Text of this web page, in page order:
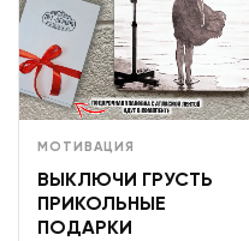
МОТИВАЦИЯ
ВЫКЛЮЧИ ГРУСТЬ
ПРИКОЛЬНЫЕ
ПОДАРКИ